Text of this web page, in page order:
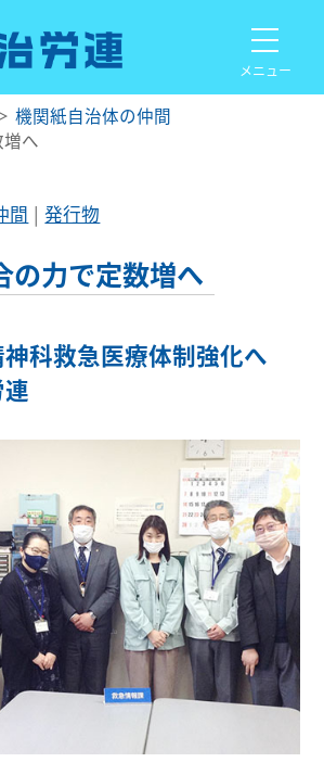
メニュー
機関紙自治体の仲間
へ
間
発行物
の力で定数増へ
科救急医療体制強化へ